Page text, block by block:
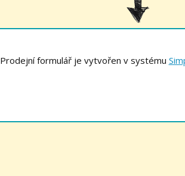
Prodejní formulář je vytvořen v systému